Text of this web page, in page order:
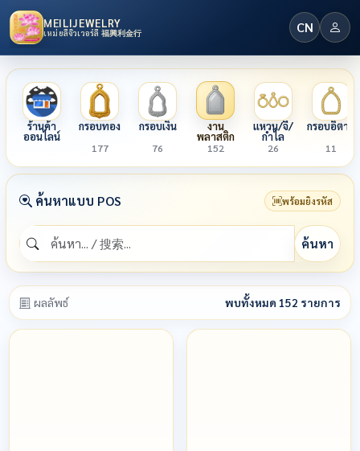
MEILIJEWELRY
เหม่ยลี่จิวเวอร์ลี่ 福興利金行 CN
ร้านค้า
ออนไลน์
กรอบทอง
177
กรอบเงิน
76
งาน
พลาสติก
152
แหวน/จี้/
กำไล
26
กรอบอิตาลี
11
ค้นหาแบบ POS พร้อมยิงรหัส
ค้นหา
ผลลัพธ์ พบทั้งหมด 152 รายการ